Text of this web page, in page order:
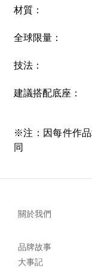
材質 ：
全球限量：
技法 ：
建議搭配底座 ：
※注：因每件作
同
關於我們
品牌故事
大事記